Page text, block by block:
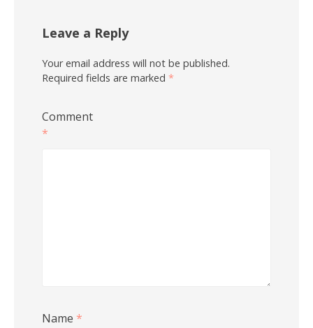
Leave a Reply
Your email address will not be published.
Required fields are marked *
Comment
*
Name *